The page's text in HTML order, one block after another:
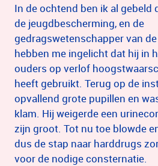
In de ochtend ben ik al gebeld
de jeugdbescherming, en de
gedragswetenschapper van
hebben me ingelicht dat hij in
ouders op verlof
heeft gebruikt. Terug op de
opvallend grote pupillen en
klam. Hij weigerde een
zijn groot. Tot nu toe blowde
dus de stap naar harddrugs
voor de nodige consternatie.